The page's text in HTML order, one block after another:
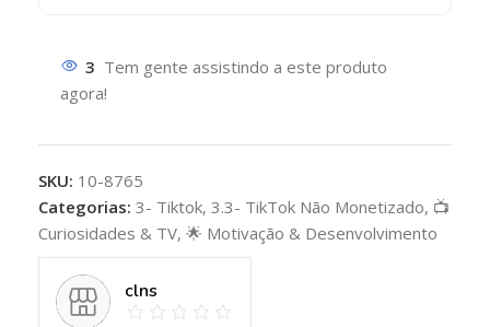
3 Tem gente assistindo a este produto
agora!
SKU: 10-8765
Categorias: 3- Tiktok, 3.3- TikTok Não Monetizado, 📺
Curiosidades & TV, 🌟 Motivação & Desenvolvimento
clns